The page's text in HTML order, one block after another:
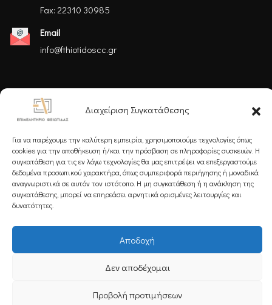
Διαχείριση Συγκατάθεσης
Για να παρέχουμε την καλύτερη εμπειρία, χρησιμοποιούμε τεχνολογίες όπως
cookies για την αποθήκευση ή/και την πρόσβαση σε πληροφορίες συσκευών. Η
συγκατάθεση για τις εν λόγω τεχνολογίες θα μας επιτρέψει να επεξεργαστούμε
δεδομένα προσωπικού χαρακτήρα, όπως συμπεριφορά περιήγησης ή μοναδικά
αναγνωριστικά σε αυτόν τον ιστότοπο. Η μη συγκατάθεση ή η ανάκληση της
συγκατάθεσης, μπορεί να επηρεάσει αρνητικά ορισμένες λειτουργίες και
δυνατότητες.
Αποδοχή
Δεν αποδέχομαι
Προβολή προτιμήσεων
Fax: 22310 30985
Email
info@fthiotidoscc.gr
Ακολουθήστε μας
Εγγραφείτε στο Newsletter μας
Copyright 2025 Powered byKnowledge A.E.